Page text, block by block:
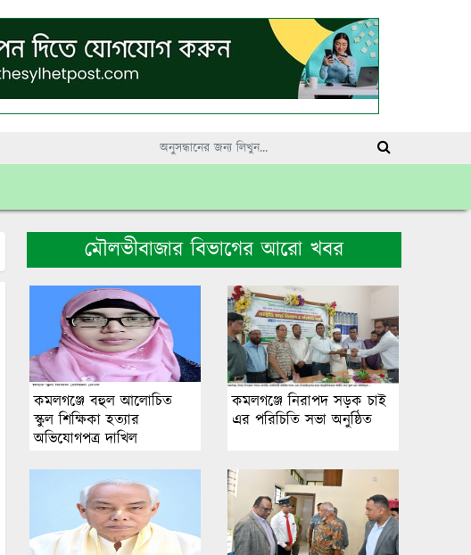
মৌলভীবাজার বিভাগের আরো খবর
কমলগঞ্জে বহুল আলোচিত
স্কুল শিক্ষিকা হত্যার
অভিযোগপত্র দাখিল
কমলগঞ্জে নিরাপদ সড়ক চাই
এর পরিচিতি সভা অনুষ্ঠিত